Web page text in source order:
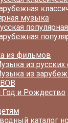
музыка
из фильмов
из
из
и Рождество
каталог